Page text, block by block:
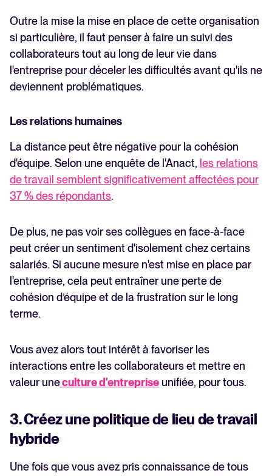
Outre la mise la mise en place de cette organisation
si particulière, il faut penser à faire un suivi des
collaborateurs tout au long de leur vie dans
l'entreprise pour déceler les difficultés avant qu'ils ne
deviennent problématiques.
Les relations humaines
La distance peut être négative pour la cohésion
d'équipe. Selon une enquête de l'Anact, les relations
de travail semblent significativement affectées pour
37 % des répondants.
De plus, ne pas voir ses collègues en face-à-face
peut créer un sentiment d'isolement chez certains
salariés. Si aucune mesure n'est mise en place par
l'entreprise, cela peut entraîner une perte de
cohésion d’équipe et de la frustration sur le long
terme.
Vous avez alors tout intérêt à favoriser les
interactions entre les collaborateurs et mettre en
valeur uneculture d'entreprise unifiée, pour tous.
3. Créez une politique de lieu de travail
hybride
Une fois que vous avez pris connaissance de tous